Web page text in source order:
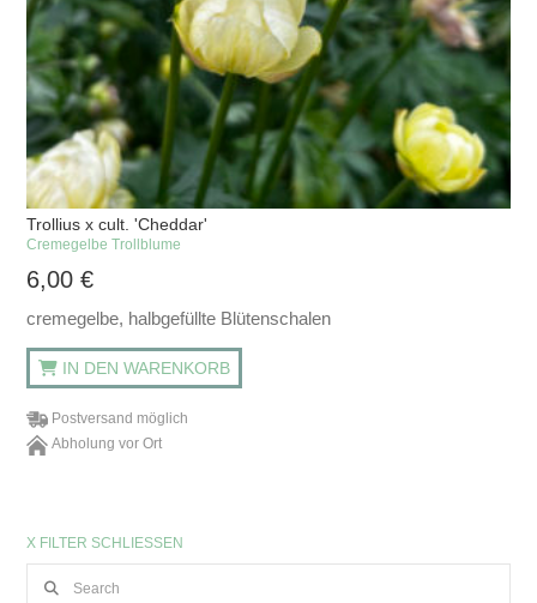
Trollius x cult. 'Cheddar'
Cremegelbe Trollblume
6,00€
cremegelbe, halbgefüllte Blütenschalen
IN DEN WARENKORB
Postversand möglich
Abholung vor Ort
X FILTER SCHLIESSEN